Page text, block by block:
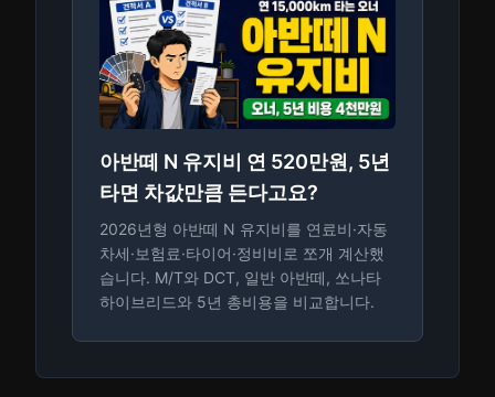
아반떼 N 유지비 연 520만원, 5년
타면 차값만큼 든다고요?
2026년형 아반떼 N 유지비를 연료비·자동
차세·보험료·타이어·정비비로 쪼개 계산했
습니다. M/T와 DCT, 일반 아반떼, 쏘나타
하이브리드와 5년 총비용을 비교합니다.